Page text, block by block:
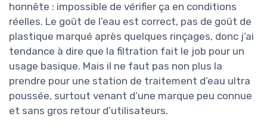
honnête : impossible de vérifier ça en conditions
réelles. Le goût de l’eau est correct, pas de goût de
plastique marqué après quelques rinçages, donc j’ai
tendance à dire que la filtration fait le job pour un
usage basique. Mais il ne faut pas non plus la
prendre pour une station de traitement d’eau ultra
poussée, surtout venant d’une marque peu connue
et sans gros retour d’utilisateurs.